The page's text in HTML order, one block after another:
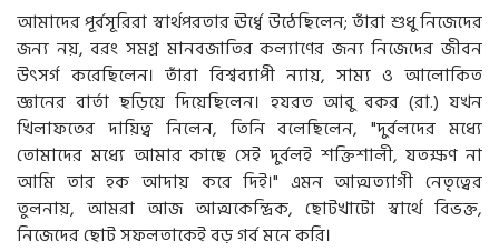
আমাদের পূর্বসূরিরা স্বার্থপরতার ঊর্ধ্বে উঠেছিলেন; তাঁরা শুধু নিজেদের
জন্য নয়, বরং সমগ্র মানবজাতির কল্যাণের জন্য নিজেদের জীবন
উৎসর্গ করেছিলেন। তাঁরা বিশ্বব্যাপী ন্যায়, সাম্য ও আলোকিত
জ্ঞানের বার্তা ছড়িয়ে দিয়েছিলেন। হযরত আবু বকর (রা.) যখন
খিলাফতের দায়িত্ব নিলেন, তিনি বলেছিলেন, "দুর্বলদের মধ্যে
তোমাদের মধ্যে আমার কাছে সেই দুর্বলই শক্তিশালী, যতক্ষণ না
আমি তার হক আদায় করে দিই।" এমন আত্মত্যাগী নেতৃত্বের
তুলনায়, আমরা আজ আত্মকেন্দ্রিক, ছোটখাটো স্বার্থে বিভক্ত,
নিজেদের ছোট সফলতাকেই বড় গর্ব মনে করি।